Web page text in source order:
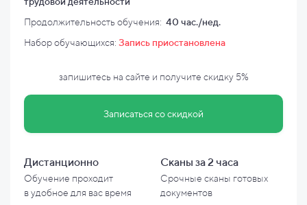
Продолжительность обучения: 40 час./нед.
Набор обучающихся: Запись приостановлена
запишитесь на сайте и получите скидку 5%
Записаться со скидкой
Дистанционно
Обучение проходит
вудобное для вас время
Сканы за 2 часа
Срочные сканы готовых
документов